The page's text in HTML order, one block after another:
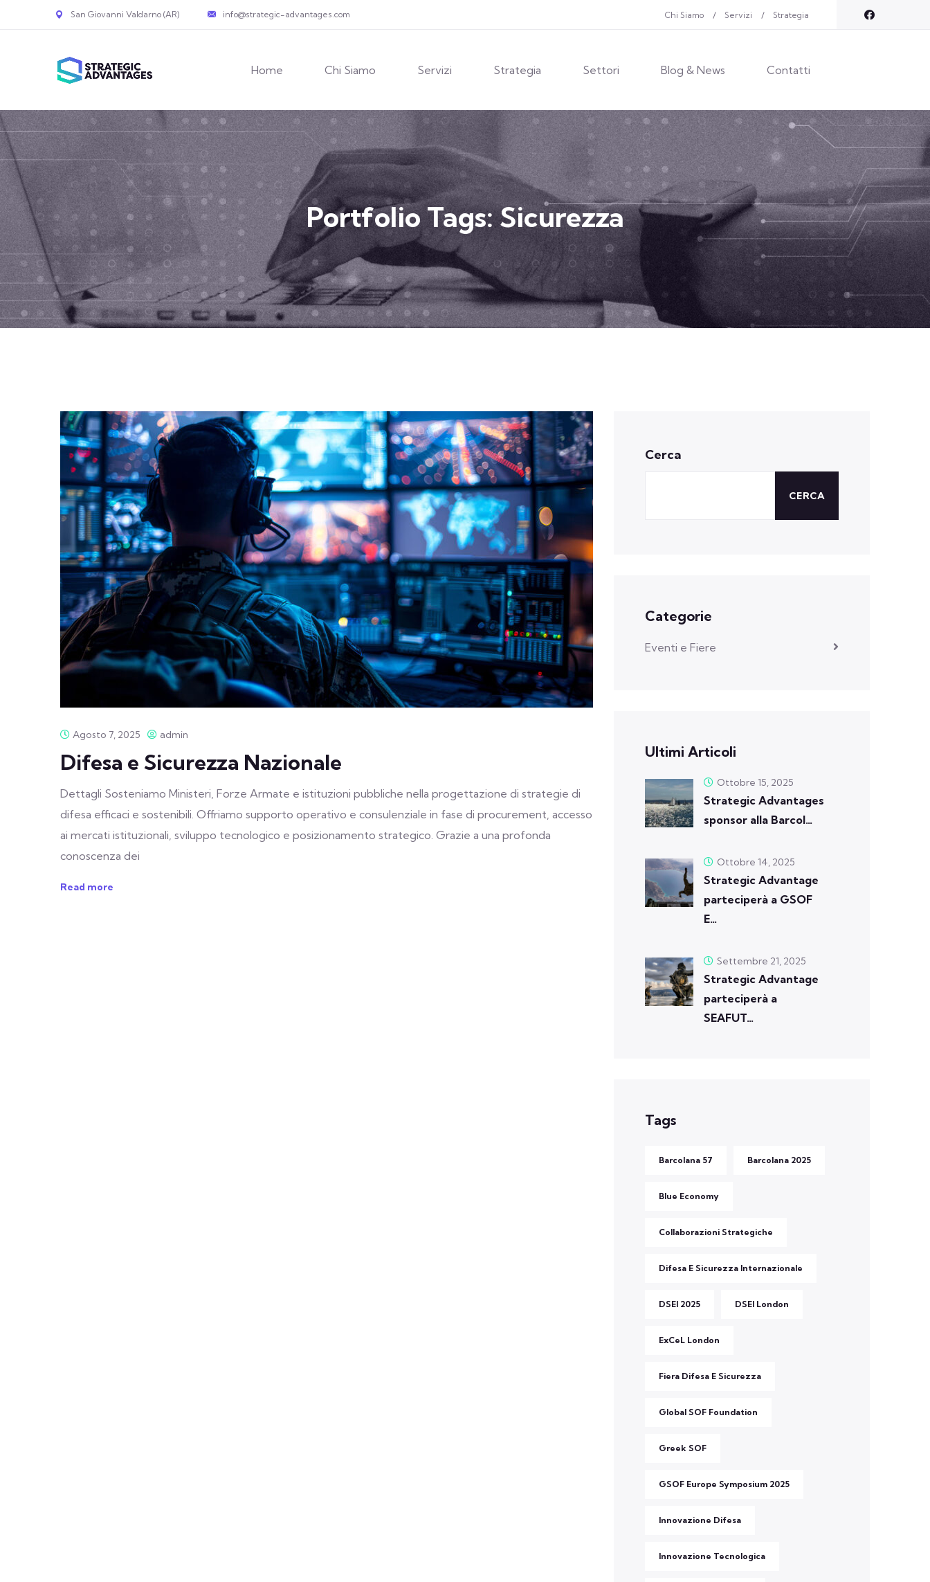
San Giovanni Valdarno (AR) info@strategic-advantages.com Chi Siamo Servizi Strategia
Home Chi Siamo Servizi Strategia Settori Blog & News Contatti
Portfolio Tags:Sicurezza
Agosto 7, 2025 admin
Difesa e Sicurezza Nazionale
Dettagli Sosteniamo Ministeri, Forze Armate e istituzioni pubbliche nella progettazione di strategie di
difesa efficaci e sostenibili. Offriamo supporto operativo e consulenziale in fase di procurement, accesso
ai mercati istituzionali, sviluppo tecnologico e posizionamento strategico. Grazie a una profonda
conoscenza dei
Read more
Cerca
CERCA
Categorie
Eventi e Fiere
Ultimi Articoli
Strategic Advantages
sponsor alla Barcol…
Ottobre 15, 2025
Strategic Advantage
parteciperà a GSOF
E…
Ottobre 14, 2025
Strategic Advantage
parteciperà a
SEAFUT…
Settembre 21, 2025
Tags
Barcolana 57 Barcolana 2025
Blue Economy
Collaborazioni Strategiche
Difesa E Sicurezza Internazionale
DSEI 2025 DSEI London
ExCeL London
Fiera Difesa E Sicurezza
Global SOF Foundation
Greek SOF
GSOF Europe Symposium 2025
Innovazione Difesa
Innovazione Tecnologica